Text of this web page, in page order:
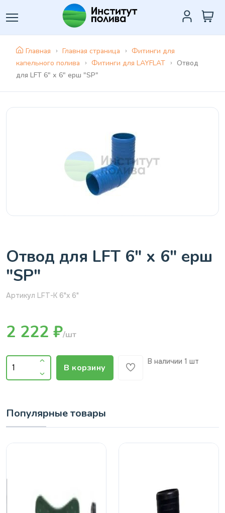
Главная Главная страница
Фитинги для
капельного полива
Фитинги для LAYFLAT
Отвод
для LFT 6" х 6" ерш "SP"
Отвод для LFT 6" х 6" ерш
"SP"
Артикул LFT-К 6"x 6"
2 222 ₽/шт
В корзину
В наличии 1 шт
Популярные товары